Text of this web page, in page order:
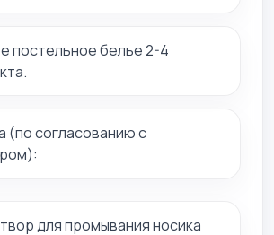
постельное белье 2-4
(по согласованию с
для промывания носика